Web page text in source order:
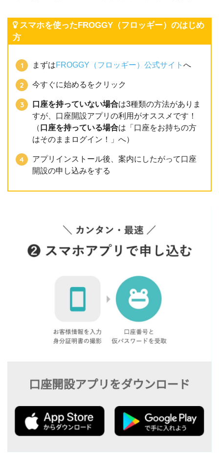
スマホを使ったFROGGY（フロッギー）のはじめ
方
まずはFROGGY（フロッギー）公式サイト へ
今すぐに始めるをクリック
口座を持っていない場合は3種類の方法がありま
すが、口座開設アプリの利用がオススメです！
（ 口座を持っている場合は「口座をお持ちの方
はそのままログイン！」へ）
アプリインストール後、案内にしたがって口座
開設の申し込みをする